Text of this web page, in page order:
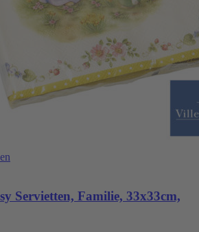
Servietten, Familie, 33x33cm,